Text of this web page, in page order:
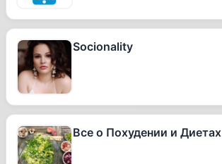
Socionality
Все о Похудении и Диетах